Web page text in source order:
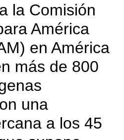
la Comisión
América
en América
más de 800
una
a los 45